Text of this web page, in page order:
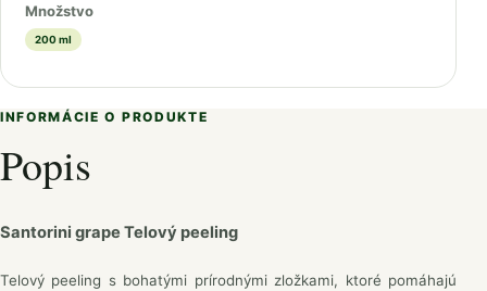
Množstvo
200 ml
INFORMÁCIE O PRODUKTE
Popis
Santorini grape Telový peeling
Telový peeling s bohatými prírodnými zložkami, ktoré pomáhajú